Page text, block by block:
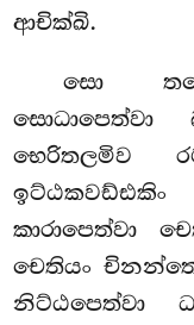
ආචික්ඛි.
සො
සොධාපෙත්වා
භෙරිතලමිව
ඉට්ඨකවඩ්ඪකිං
කාරාපෙත්වා
චෙතියං
නිට්ඨපෙත්වා